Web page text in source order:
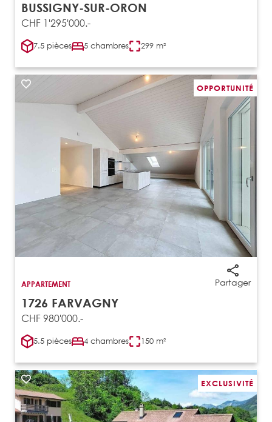
BUSSIGNY-SUR-ORON
CHF 1'295'000.-
7.5 pièces 5 chambres 299 m²
OPPORTUNITÉ
Partager
APPARTEMENT
1726 FARVAGNY
CHF 980'000.-
5.5 pièces 4 chambres 150 m²
EXCLUSIVITÉ